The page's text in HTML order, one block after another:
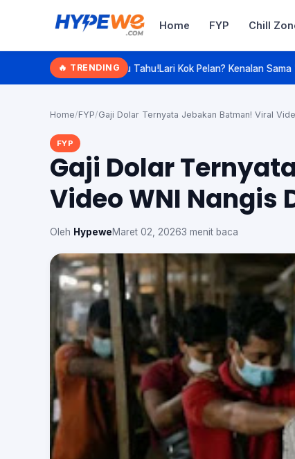
Hypewe.com - Curated Hype.
Home FYP Chill
Cari artikel
🔥 TRENDING
Lari Kok Pelan? Kenalan Sama 'Slow Jogging', Olahraga
Home/FYP/Gaji Dolar Ternyata Jebakan Batman! Viral
FYP
Gaji Dolar
Video WNI Nangis
Oleh HypeweMaret 02, 20263 menit baca